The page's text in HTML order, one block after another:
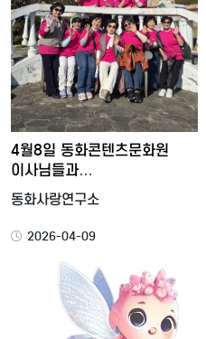
4월8일 동화콘텐츠문화원
이사님들과
동화사랑연구회임원 …
동화사랑연구소
2026-04-09